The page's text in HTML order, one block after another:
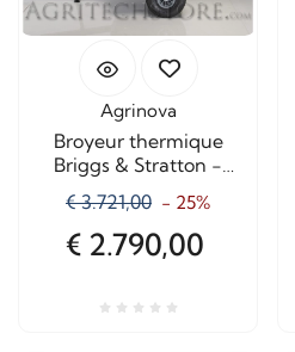
Agrinova
Broyeur thermique
Briggs & Stratton -
Zenia
€ 3.721,00 - 25%
€ 2.790,00